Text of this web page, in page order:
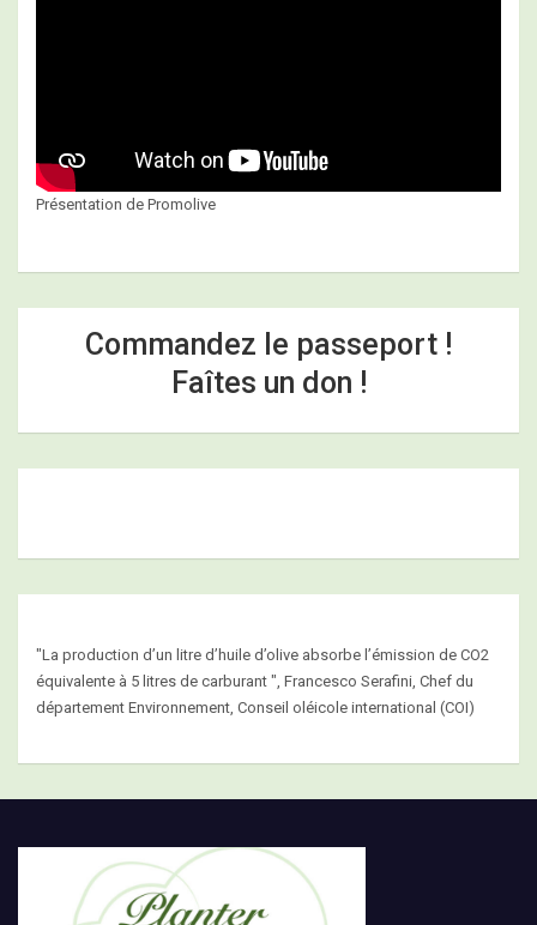
Présentation de Promolive
Commandez le passeport !
Faîtes un don !
"La production d’un litre d’huile d’olive absorbe l’émission de CO2
équivalente à 5 litres de carburant ", Francesco Serafini, Chef du
département Environnement, Conseil oléicole international (COI)